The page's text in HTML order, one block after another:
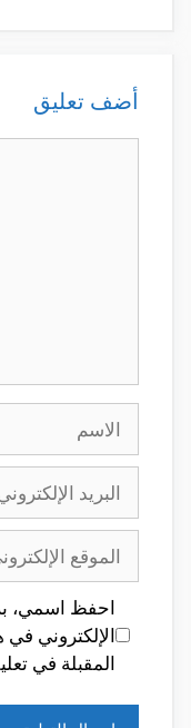
أضف تعليق
الإلكتروني
الإلكتروني
احفظ اسمي،
الإلكتروني
المقبلة في